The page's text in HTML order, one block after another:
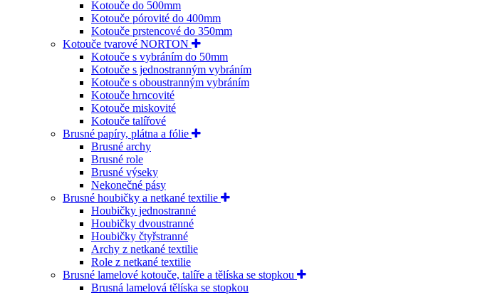
Kotouče do 500mm
Kotouče pórovité do 400mm
Kotouče prstencové do 350mm
Kotouče tvarové NORTON
Kotouče s vybráním do 50mm
Kotouče s jednostranným vybráním
Kotouče s oboustranným vybráním
Kotouče hrncovité
Kotouče miskovité
Kotouče talířové
Brusné papíry, plátna a fólie
Brusné archy
Brusné role
Brusné výseky
Nekonečné pásy
Brusné houbičky a netkané textilie
Houbičky jednostranné
Houbičky dvoustranné
Houbičky čtyřstranné
Archy z netkané textilie
Role z netkané textilie
Brusné lamelové kotouče, talíře a tělíska se stopkou
Brusná lamelová tělíska se stopkou